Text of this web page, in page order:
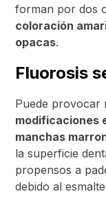
forman por dos
coloración
opacas.
Fluorosis
Puede provocar
modificaciones
manchas
la superficie
propensos a
debido al